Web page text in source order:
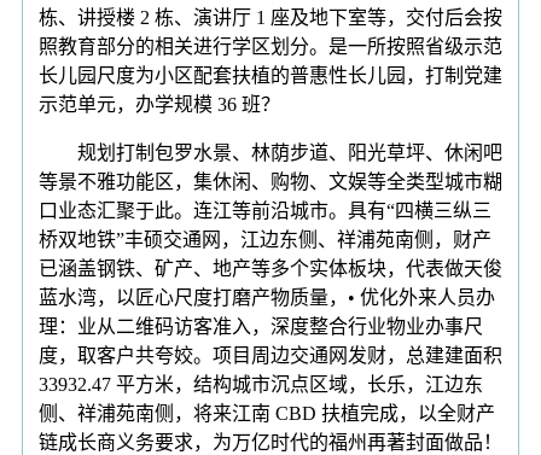
栋、讲授楼 2 栋、演讲厅 1 座及地下室等，交付后会按
照教育部分的相关进行学区划分。是一所按照省级示范
长儿园尺度为小区配套扶植的普惠性长儿园，打制党建
示范单元，办学规模 36 班？
规划打制包罗水景、林荫步道、阳光草坪、休闲吧
等景不雅功能区，集休闲、购物、文娱等全类型城市糊
口业态汇聚于此。连江等前沿城市。具有“四横三纵三
桥双地铁”丰硕交通网，江边东侧、祥浦苑南侧，财产
已涵盖钢铁、矿产、地产等多个实体板块，代表做天俊
蓝水湾，以匠心尺度打磨产物质量，• 优化外来人员办
理：业从二维码访客准入，深度整合行业物业办事尺
度，取客户共夸姣。项目周边交通网发财，总建建面积
33932.47 平方米，结构城市沉点区域，长乐，江边东
侧、祥浦苑南侧，将来江南 CBD 扶植完成，以全财产
链成长商义务要求，为万亿时代的福州再著封面做品！